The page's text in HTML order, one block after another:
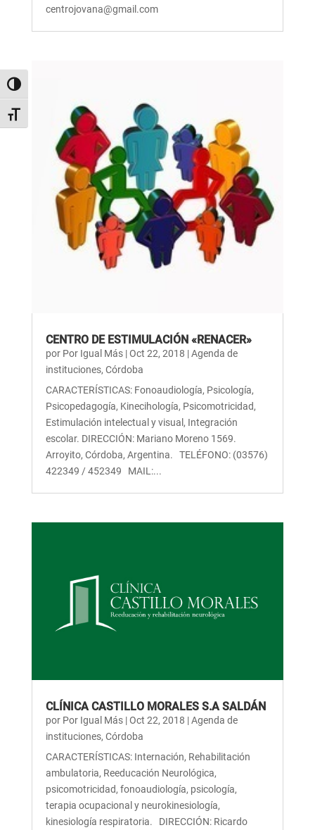
Alternar alto contraste
Alternar tamaño de letra
centrojovana@gmail.com
CENTRO DE ESTIMULACIÓN «RENACER»
por Por Igual Más|Oct 22, 2018 |Agenda de
instituciones, Córdoba
CARACTERÍSTICAS: Fonoaudiología, Psicología,
Psicopedagogía, Kinecihología, Psicomotricidad,
Estimulación intelectual y visual, Integración
escolar. DIRECCIÓN: Mariano Moreno 1569.
Arroyito, Córdoba, Argentina. TELÉFONO: (03576)
422349 / 452349 MAIL:...
CLÍNICA CASTILLO MORALES S.A SALDÁN
por Por Igual Más|Oct 22, 2018 |Agenda de
instituciones, Córdoba
CARACTERÍSTICAS: Internación, Rehabilitación
ambulatoria, Reeducación Neurológica,
psicomotricidad, fonoaudiología, psicología,
terapia ocupacional y neurokinesiología,
kinesiología respiratoria. DIRECCIÓN: Ricardo